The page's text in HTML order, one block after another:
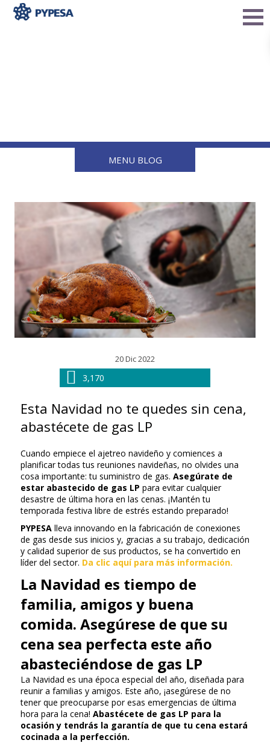
MENU BLOG
20 Dic 2022
3,170
Esta Navidad no te quedes sin cena,
abastécete de gas LP
Cuando empiece el ajetreo navideño y comiences a
planificar todas tus reuniones navideñas, no olvides una
cosa importante: tu suministro de gas. Asegúrate de
estar abastecido de gas LP para evitar cualquier
desastre de última hora en las cenas. ¡Mantén tu
temporada festiva libre de estrés estando preparado!
PYPESA lleva innovando en la fabricación de conexiones
de gas desde sus inicios y, gracias a su trabajo, dedicación
y calidad superior de sus productos, se ha convertido en
líder del sector. Da clic aquí para más información.
La Navidad es tiempo de
familia, amigos y buena
comida. Asegúrese de que su
cena sea perfecta este año
abasteciéndose de gas LP
La Navidad es una época especial del año, diseñada para
reunir a familias y amigos. Este año, ¡asegúrese de no
tener que preocuparse por esas emergencias de última
hora para la cena! Abastécete de gas LP para la
ocasión y tendrás la garantía de que tu cena estará
cocinada a la perfección.